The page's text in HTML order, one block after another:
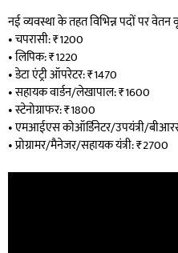
नई व्यवस्था के तहत विभिन्न पदों पर वेतन
• चपरासी: ₹1200
• लिपिक: ₹1220
• डेटा एंट्री ऑपरेटर: ₹1470
• सहायक वार्डन/लेखापाल: ₹1600
• स्टेनोग्राफर: ₹1800
• एमआईएस कोऑर्डिनेटर/उपयंत्री/
• प्रोग्रामर/मैनेजर/सहायक यंत्री: ₹2700